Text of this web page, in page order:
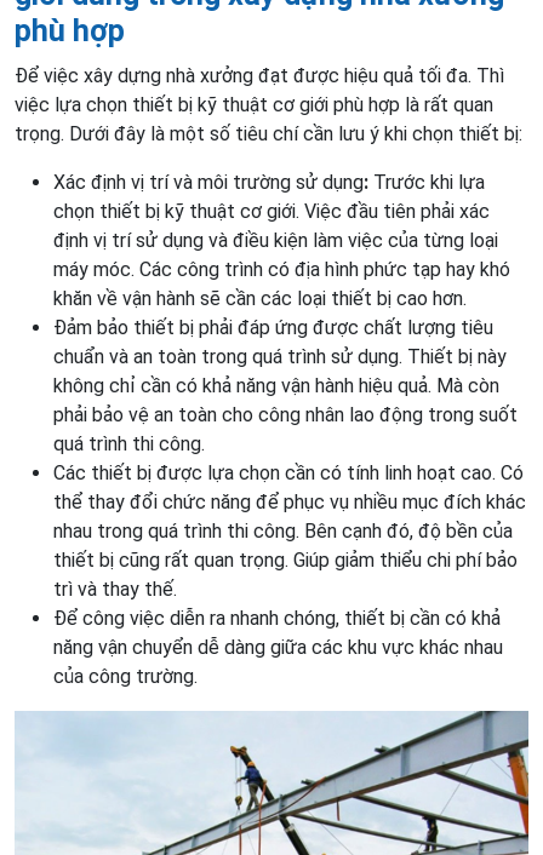
phù hợp
Để việc xây dựng nhà xưởng đạt được hiệu quả tối đa. Thì
việc lựa chọn thiết bị kỹ thuật cơ giới phù hợp là rất quan
trọng. Dưới đây là một số tiêu chí cần lưu ý khi chọn thiết bị:
Xác định vị trí và môi trường sử dụng: Trước khi lựa
chọn thiết bị kỹ thuật cơ giới. Việc đầu tiên phải xác
định vị trí sử dụng và điều kiện làm việc của từng loại
máy móc. Các công trình có địa hình phức tạp hay khó
khăn về vận hành sẽ cần các loại thiết bị cao hơn.
Đảm bảo thiết bị phải đáp ứng được chất lượng tiêu
chuẩn và an toàn trong quá trình sử dụng. Thiết bị này
không chỉ cần có khả năng vận hành hiệu quả. Mà còn
phải bảo vệ an toàn cho công nhân lao động trong suốt
quá trình thi công.
Các thiết bị được lựa chọn cần có tính linh hoạt cao. Có
thể thay đổi chức năng để phục vụ nhiều mục đích khác
nhau trong quá trình thi công. Bên cạnh đó, độ bền của
thiết bị cũng rất quan trọng. Giúp giảm thiểu chi phí bảo
trì và thay thế.
Để công việc diễn ra nhanh chóng, thiết bị cần có khả
năng vận chuyển dễ dàng giữa các khu vực khác nhau
của công trường.